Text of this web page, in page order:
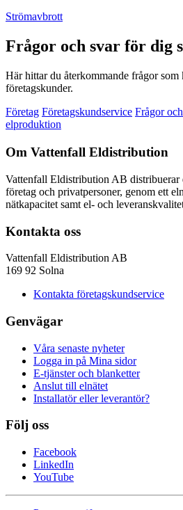
Strömavbrott
Frågor och svar för dig
Här hittar du återkommande frågor som
företagskunder.
Företag Företagskundservice Frågor
elproduktion
Om Vattenfall Eldistribution
Vattenfall Eldistribution AB distribuerar
företag och privatpersoner, genom ett
nätkapacitet samt el- och
Kontakta oss
Vattenfall Eldistribution AB
169 92 Solna
Kontakta företagskundservice
Genvägar
Våra senaste nyheter
Logga in på Mina sidor
E-tjänster och blanketter
Anslut till elnätet
Installatör eller leverantör?
Följ oss
Facebook
LinkedIn
YouTube